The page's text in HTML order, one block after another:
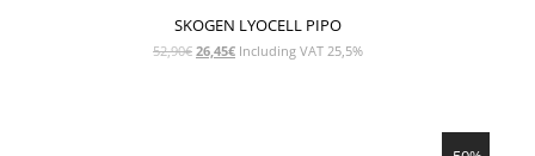
SKOGEN LYOCELL PIPO
52,90€ Alkuperäinen
26,45€Nykyinen
Including VAT 25,5%